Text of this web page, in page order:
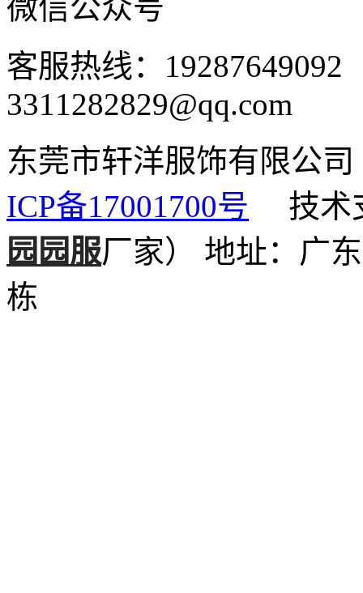
微信公众号
客服热线：
3311282829@qq.com
东莞市轩洋服饰有限
ICP备17001700号 技术
园园服厂家） 地址：广
栋